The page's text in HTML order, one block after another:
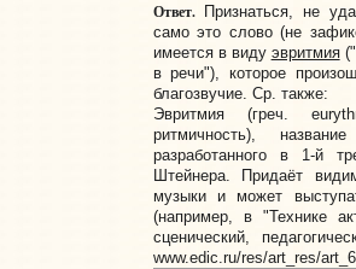
Ответ.Признаться, не
само это слово (не
имеется в виду эвритмия
в речи"), которое
благозвучие. Ср. также:
Эвритмия (греч.
ритмичность),
разработанного в 1-й
Штейнера. Придаёт
музыки и может
(например, в "Технике
сценический,
www.edic.ru/res/art_res/